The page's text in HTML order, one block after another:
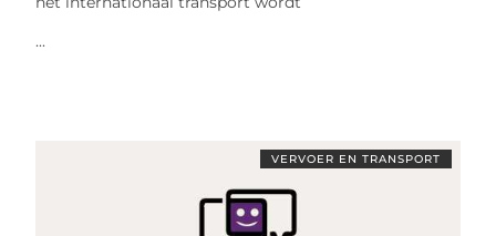
...
VERVOER EN TRANSPORT